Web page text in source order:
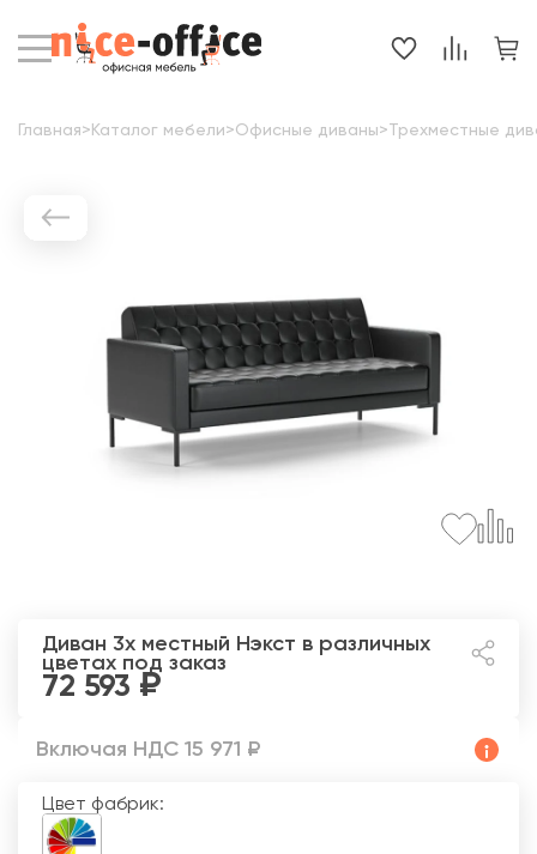
Главная> Каталог мебели>Офисные диваны> Трехместные
Диван 3х местный Нэкст в различных
цветах под заказ
72 593
Включая НДС 15 971 ₽
Цвет фабрик: